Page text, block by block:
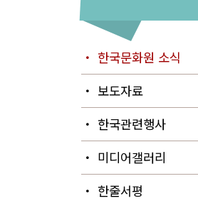
・ 한국문화원 소식
・ 보도자료
・ 한국관련행사
・ 미디어갤러리
・ 한줄서평